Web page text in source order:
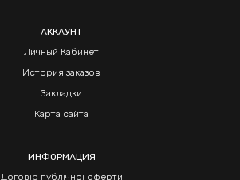
АККАУНТ
Личный Кабинет
История заказов
Закладки
Карта сайта
ИНФОРМАЦИЯ
Договір публічної оферти